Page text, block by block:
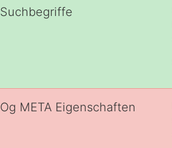
Suchbegriffe
Og META Eigenschaften